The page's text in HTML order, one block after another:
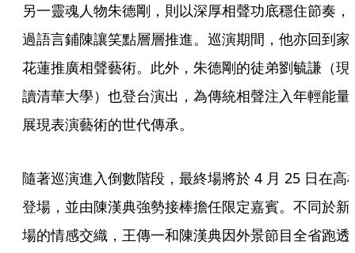
另一靈魂人物朱德剛，則以深厚相聲功底穩住節奏，
過語言鋪陳讓笑點層層推進。巡演期間，他亦回到家
花蓮推廣相聲藝術。此外，朱德剛的徒弟劉毓謙（現
讀清華大學）也登台演出，為傳統相聲注入年輕能量
展現表演藝術的世代傳承。
隨著巡演進入倒數階段，最終場將於 4 月 25 日在高
登場，並由陳漢典強勢接棒擔任限定嘉賓。不同於新
場的情感交織，王傳一和陳漢典因外景節目全省跑透